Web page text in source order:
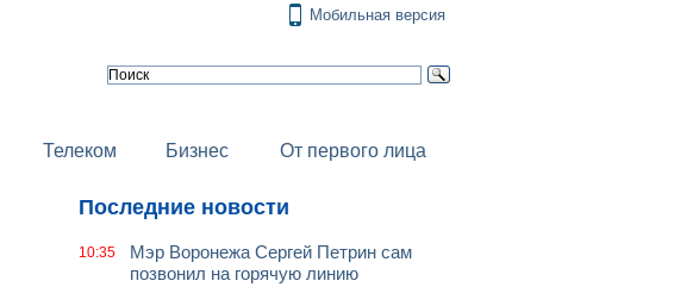
Мобильная версия
Телеком Бизнес От первого лица
Последние новости
10:35
Мэр Воронежа Сергей Петрин сам
позвонил на горячую линию